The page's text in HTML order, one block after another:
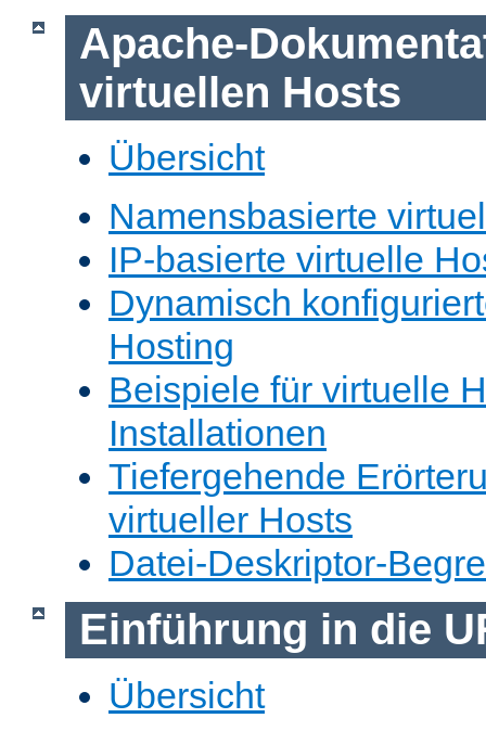
Apache-
virtuellen Hosts
Übersicht
Namensbasierte
IP-basierte virtuelle
Dynamisch
Hosting
Beispiele für virtuelle
Installationen
Tiefergehende
virtueller Hosts
Datei-Deskriptor-
Einführung in die
Übersicht